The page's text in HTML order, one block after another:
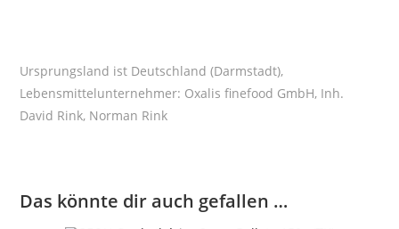
Ursprungsland ist Deutschland (Darmstadt),
Lebensmittelunternehmer: Oxalis finefood GmbH, Inh.
David Rink, Norman Rink
Das könnte dir auch gefallen …